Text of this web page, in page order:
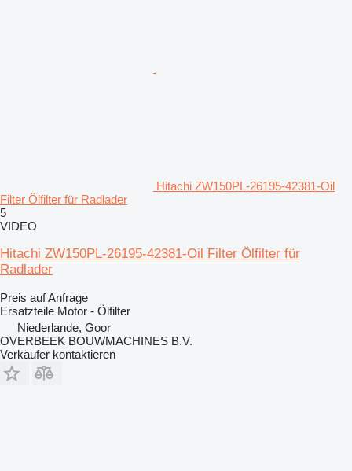
Hitachi ZW150PL-26195-42381-Oil
Filter Ölfilter für Radlader
5
VIDEO
Hitachi ZW150PL-26195-42381-Oil Filter Ölfilter für
Radlader
Preis auf Anfrage
Ersatzteile Motor - Ölfilter
Niederlande, Goor
OVERBEEK BOUWMACHINES B.V.
Verkäufer kontaktieren